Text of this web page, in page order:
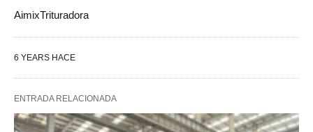
AimixTrituradora
6 YEARS HACE
ENTRADA RELACIONADA